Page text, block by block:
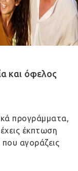
και όφελος
προγράμματα,
έκπτωση
αγοράζεις